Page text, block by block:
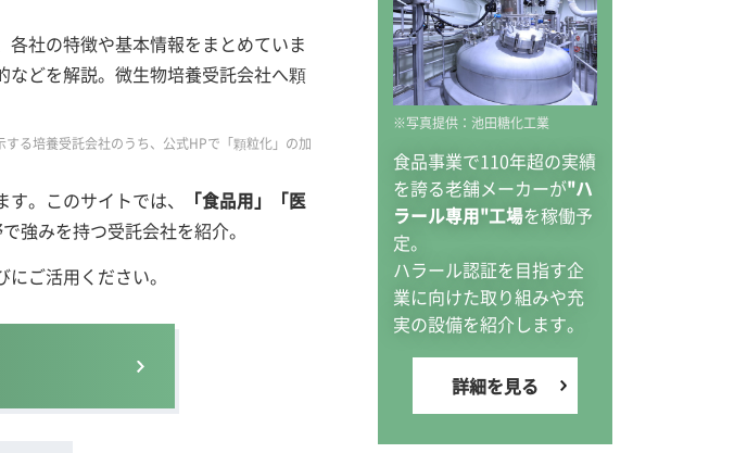
社の特徴や基本情報をまとめていま
どを解説。微生物培養受託会社へ顆
る培養受託会社のうち、公式HPで「顆粒化」の加
。このサイトでは、
「食品用」「医
強みを持つ受託会社を紹介。
ご活用ください。
※写真提供：池田糖化工業
食品事業で110年超の実績
を誇る老舗メーカーが"ハ
ラール専用"工場を稼働予
定。
ハラール認証を目指す企
業に向けた取り組みや充
実の設備を紹介します。
詳細を見る